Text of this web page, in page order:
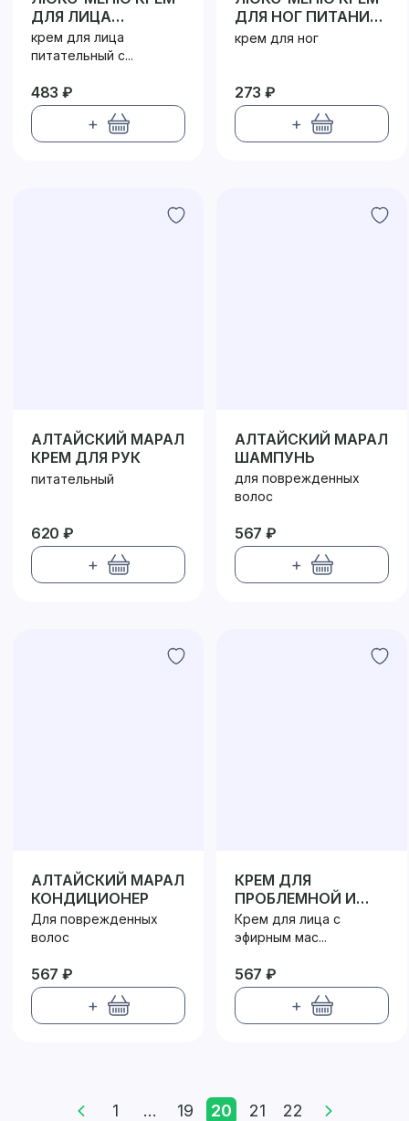
ДЛЯ ЛИЦА
ПИТАНИЕ И
СВЕЖЕСТЬ
крем для лица
питательный с...
483 ₽
+
ДЛЯ НОГ ПИТАНИЕ
И
крем для ног
273 ₽
+
АЛТАЙСКИЙ МАРАЛ
КРЕМ ДЛЯ РУК
питательный
620 ₽
+
АЛТАЙСКИЙ МАРАЛ
ШАМПУНЬ
для поврежденных
волос
567 ₽
+
АЛТАЙСКИЙ МАРАЛ
КОНДИЦИОНЕР
Для поврежденных
волос
567 ₽
+
КРЕМ ДЛЯ
ПРОБЛЕМНОЙ И
КОМБИНИРОВАННОЙ
КОЖИ
Крем для лица с
эфирным мас...
567 ₽
+
1 ... 19 20 21 22